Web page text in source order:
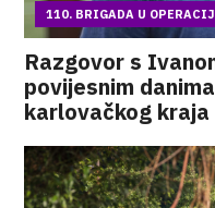
110. BRIGADA U
Razgovor s
povijesnim
karlovačkog kraja